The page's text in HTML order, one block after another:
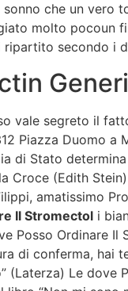
che un vero
molto pocoun
ripartito secondo i
vale segreto il
Piazza Duomo a
di Stato
Croce (Edith
amatissimo
Il Stromectol i
Posso Ordinare
di conferma, hai
(Laterza) Le dove